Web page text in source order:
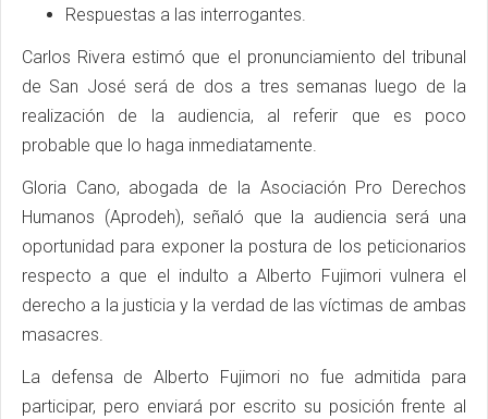
Respuestas a las interrogantes.
Carlos Rivera estimó que el pronunciamiento del tribunal
de San José será de dos a tres semanas luego de la
realización de la audiencia, al referir que es poco
probable que lo haga inmediatamente.
Gloria Cano, abogada de la Asociación Pro Derechos
Humanos (Aprodeh), señaló que la audiencia será una
oportunidad para exponer la postura de los peticionarios
respecto a que el indulto a Alberto Fujimori vulnera el
derecho a la justicia y la verdad de las víctimas de ambas
masacres.
La defensa de Alberto Fujimori no fue admitida para
participar, pero enviará por escrito su posición frente al